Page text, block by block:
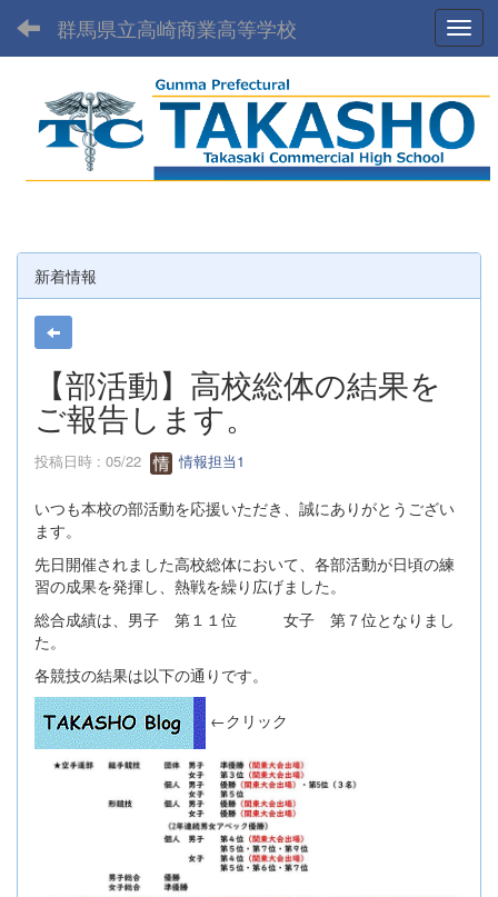
群馬県立高崎商業高等学校
新着情報
【部活動】高校総体の結果を
ご報告します。
投稿日時 : 05/22 情報担当1
いつも本校の部活動を応援いただき、誠にありがとうござい
ます。
先日開催されました高校総体において、各部活動が日頃の練
習の成果を発揮し、熱戦を繰り広げました。
総合成績は、男子 第１１位 女子 第７位となりまし
た。
各競技の結果は以下の通りです。
←クリック